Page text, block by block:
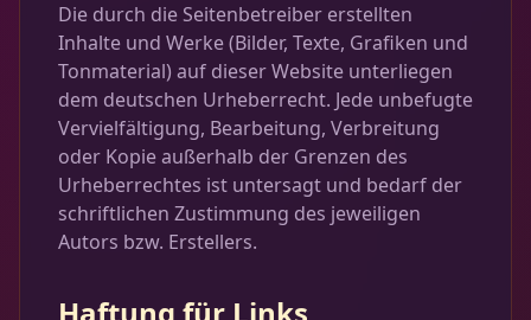
Die durch die Seitenbetreiber erstellten
Inhalte und Werke (Bilder, Texte, Grafiken und
Tonmaterial) auf dieser Website unterliegen
dem deutschen Urheberrecht. Jede unbefugte
Vervielfältigung, Bearbeitung, Verbreitung
oder Kopie außerhalb der Grenzen des
Urheberrechtes ist untersagt und bedarf der
schriftlichen Zustimmung des jeweiligen
Autors bzw. Erstellers.